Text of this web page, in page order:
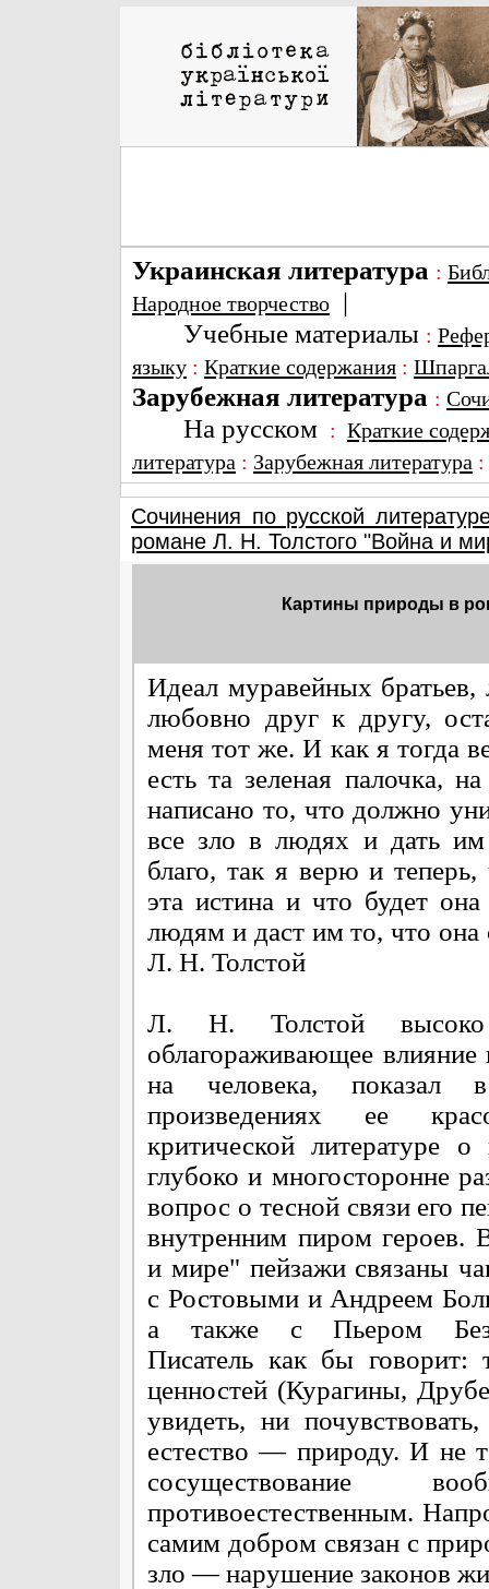
Украинская литература :
Народное творчество |
Учебные материалы :
языку : Краткие содержания :
Зарубежная литература :
На русском : Краткие
литература : Зарубежная литература
Сочинения по русской
романе Л. Н. Толстого "Война и
Картины природы в
Идеал муравейных
любовно друг к другу,
меня тот же. И как я тогда
есть та зеленая палочка,
написано то, что должно
все зло в людях и дать им
благо, так я верю и теперь,
эта истина и что будет
людям и даст им то, что она
Л. Н. Толстой
Л. Н. Толстой
облагораживающее
на человека, показал
произведениях ее
критической литературе о
глубоко и многосторонне
вопрос о тесной связи его
внутренним пиром героев.
и мире" пейзажи связаны
с Ростовыми и Андреем
а также с Пьером
Писатель как бы
ценностей (Курагины,
увидеть, ни
естество — природу. И не
сосуществование
противоестественным.
самим добром связан с
зло — нарушение законов